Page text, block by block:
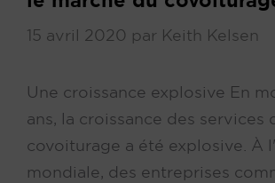
15 avril 2020 par Keith Kelsen
Une croissance explosive En
ans, la croissance des services
covoiturage a été explosive. À
mondiale, des entreprises